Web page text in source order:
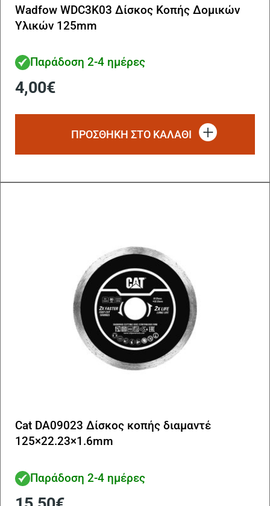
Wadfow WDC3K03 Δίσκος Κοπής Δομικών
Υλικών 125mm
Παράδοση 2-4 ημέρες
4,00€
ΠΡΟΣΘΗΚΗ ΣΤΟ ΚΑΛΑΘΙ
Cat DA09023 Δίσκος κοπής διαμαντέ
125×22.23×1.6mm
Παράδοση 2-4 ημέρες